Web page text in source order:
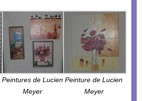
Peintures de Lucien
Meyer
Peinture de Lucien
Meyer